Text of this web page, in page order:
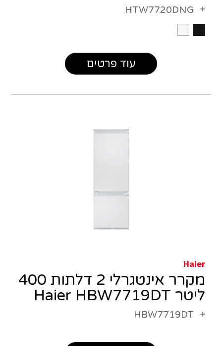
HTW7720DNG
עוד פרטים
Haier
מקרר אינטגרלי 2 דלתות 400
ליטר Haier HBW7719DT
HBW7719DT